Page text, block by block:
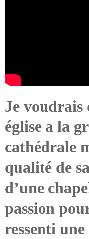
Je voudrais
église a la
cathédrale
qualité de
d’une
passion
ressenti